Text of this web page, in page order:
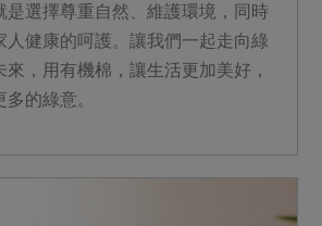
是選擇尊重自然、維護環境，同時
人健康的呵護。讓我們一起走向綠
來，用有機棉，讓生活更加美好，
的綠意。